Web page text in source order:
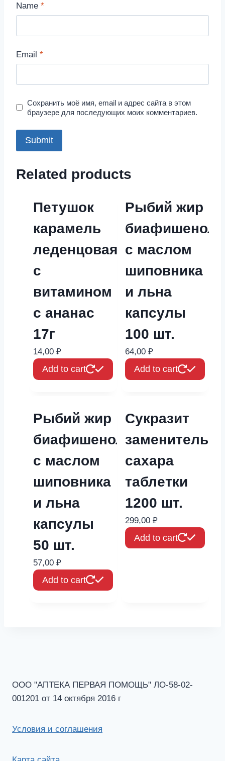
Name *
Email *
Сохранить моё имя, email и адрес сайта в этом
браузере для последующих моих комментариев.
Related products
Петушок
карамель
леденцовая
с
витамином
с ананас
17г
14,00 ₽
Add to cart
Рыбий жир
биафишенол
с маслом
шиповника
и льна
капсулы
100 шт.
64,00 ₽
Add to cart
Рыбий жир
биафишенол
с маслом
шиповника
и льна
капсулы
50 шт.
57,00 ₽
Add to cart
Сукразит
заменитель
сахара
таблетки
1200 шт.
299,00 ₽
Add to cart
ООО "АПТЕКА ПЕРВАЯ ПОМОЩЬ" ЛО-58-02-
001201 от 14 октября 2016 г
Условия и соглашения